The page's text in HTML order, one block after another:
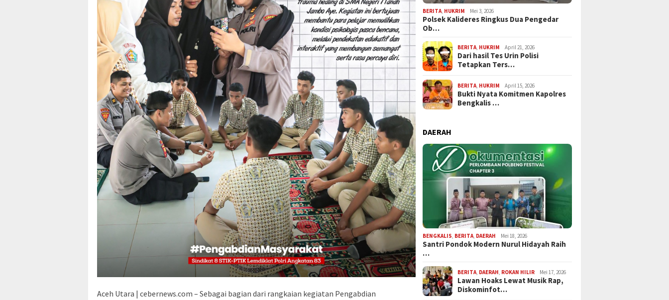
Aceh Utara | cebernews.com – Sebagai bagian dari rangkaian kegiatan Pengabdian
BERITA HUKRIM Mei 3, 2026
Polsek Kalideres Ringkus Dua Pengedar
Ob…
BERITA HUKRIM April 21, 2026
Dari hasil Tes Urin Polisi
Tetapkan Ters…
BERITA HUKRIM April 15, 2026
Bukti Nyata Komitmen Kapolres
Bengkalis …
DAERAH
BENGKALIS BERITA DAERAH Mei 18, 2026
Santri Pondok Modern Nurul Hidayah Raih
…
BERITA DAERAH ROKAN HILIR Mei 17, 2026
Lawan Hoaks Lewat Musik Rap,
Diskominfot…